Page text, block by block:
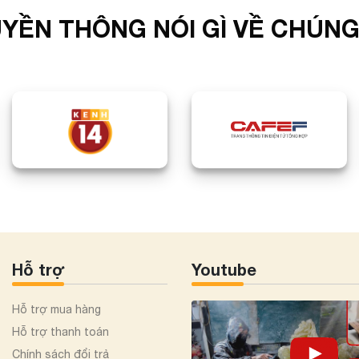
THÔNG NÓI GÌ VỀ
Hỗ trợ
Hỗ trợ mua hàng
Hỗ trợ thanh toán
Chính sách đổi trả
Youtube